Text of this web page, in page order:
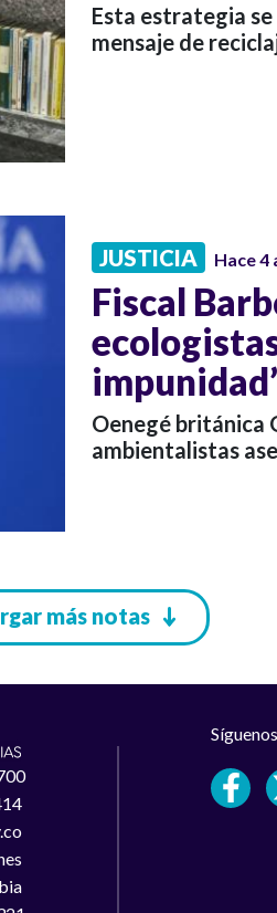
Esta estrategia se
mensaje de
JUSTICIA Hace 4
Fiscal
Oenegé británica
ambientalistas
más notas